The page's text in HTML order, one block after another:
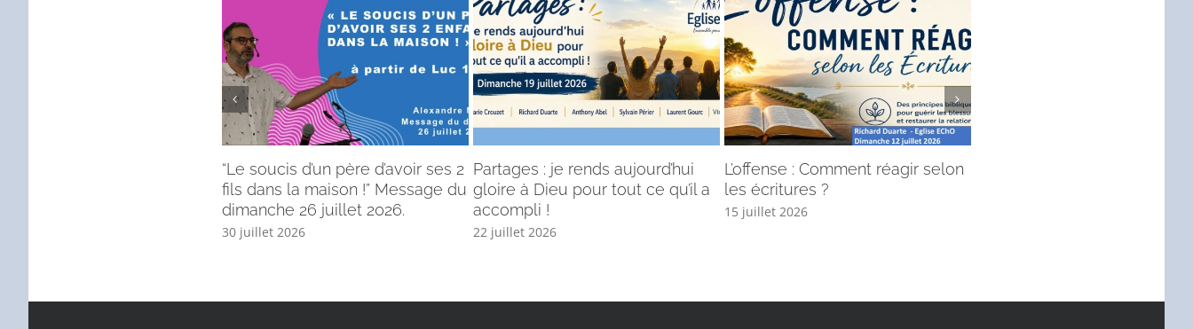
“Le soucis d’un père d’avoir ses 2
fils dans la maison !” Message du
dimanche 26 juillet 2026.
30 juillet 2026
Partages : je rends aujourd’hui
gloire à Dieu pour tout ce qu’il a
accompli !
22 juillet 2026
L’offense : Comment réagir selon
les écritures ?
15 juillet 2026